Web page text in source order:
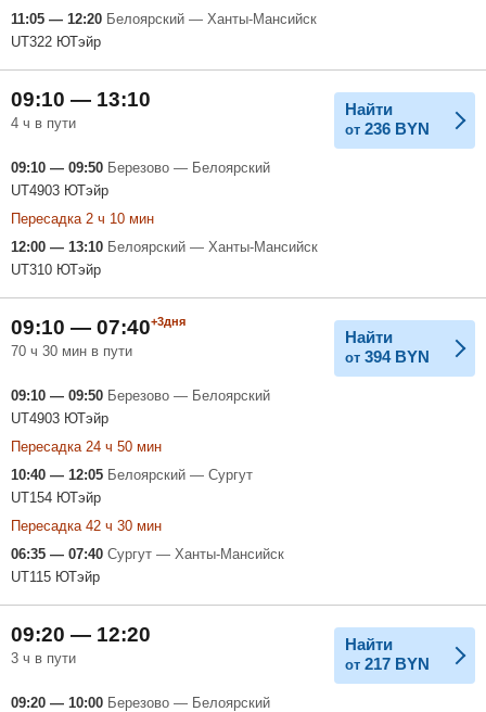
11:05 — 12:20 Белоярский — Ханты-Мансийск
UT322 ЮТэйр
09:10 — 13:10
4 ч в пути
Найти
от 236 BYN
09:10 — 09:50 Березово — Белоярский
UT4903 ЮТэйр
Пересадка 2 ч 10 мин
12:00 — 13:10 Белоярский — Ханты-Мансийск
UT310 ЮТэйр
09:10 — 07:40+3дня
70 ч 30 мин в пути
Найти
от 394 BYN
09:10 — 09:50 Березово — Белоярский
UT4903 ЮТэйр
Пересадка 24 ч 50 мин
10:40 — 12:05 Белоярский — Сургут
UT154 ЮТэйр
Пересадка 42 ч 30 мин
06:35 — 07:40 Сургут — Ханты-Мансийск
UT115 ЮТэйр
09:20 — 12:20
3 ч в пути
Найти
от 217 BYN
09:20 — 10:00 Березово — Белоярский